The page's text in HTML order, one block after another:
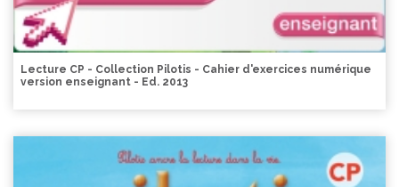
Lecture CP - Collection Pilotis - Cahier d'exercices numérique
version enseignant - Ed. 2013